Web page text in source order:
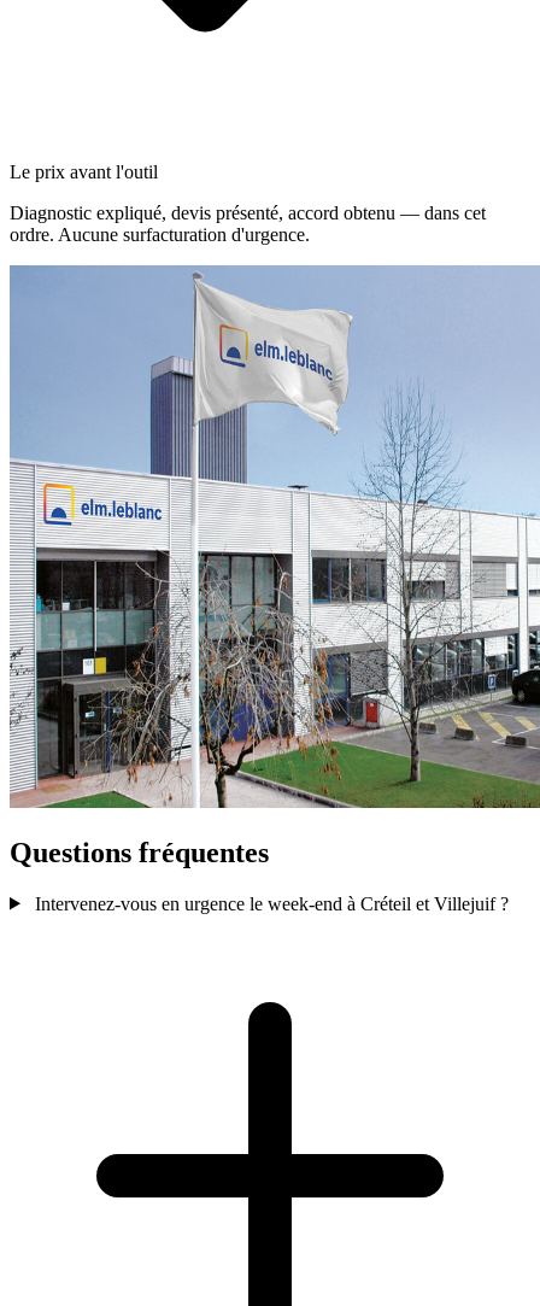
Le prix avant l'outil
Diagnostic expliqué, devis présenté, accord obtenu — dans cet
ordre. Aucune surfacturation d'urgence.
Questions fréquentes
Intervenez-vous en urgence le week-end à Créteil et Villejuif ?